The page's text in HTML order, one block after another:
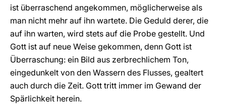
ist überraschend angekommen, möglicherweise als
man nicht mehr auf ihn wartete. Die Geduld derer, die
auf ihn warten, wird stets auf die Probe gestellt. Und
Gott ist auf neue Weise gekommen, denn Gott ist
Überraschung: ein Bild aus zerbrechlichem Ton,
eingedunkelt von den Wassern des Flusses, gealtert
auch durch die Zeit. Gott tritt immer im Gewand der
Spärlichkeit herein.